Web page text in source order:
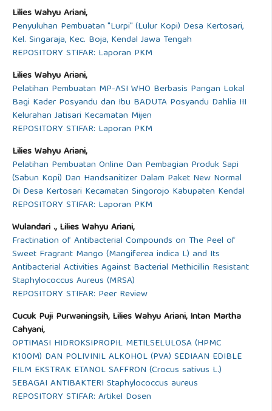
Lilies Wahyu Ariani,
Penyuluhan Pembuatan "Lurpi" (Lulur Kopi) Desa Kertosari,
Kel. Singaraja, Kec. Boja, Kendal Jawa Tengah
REPOSITORY STIFAR: Laporan PKM
Lilies Wahyu Ariani,
Pelatihan Pembuatan MP-ASI WHO Berbasis Pangan Lokal
Bagi Kader Posyandu dan Ibu BADUTA Posyandu Dahlia III
Kelurahan Jatisari Kecamatan Mijen
REPOSITORY STIFAR: Laporan PKM
Lilies Wahyu Ariani,
Pelatihan Pembuatan Online Dan Pembagian Produk Sapi
(Sabun Kopi) Dan Handsanitizer Dalam Paket New Normal
Di Desa Kertosari Kecamatan Singorojo Kabupaten Kendal
REPOSITORY STIFAR: Laporan PKM
Wulandari ., Lilies Wahyu Ariani,
Fractination of Antibacterial Compounds on The Peel of
Sweet Fragrant Mango (Mangiferea indica L) and Its
Antibacterial Activities Against Bacterial Methicillin Resistant
Staphylococcus Aureus (MRSA)
REPOSITORY STIFAR: Peer Review
Cucuk Puji Purwaningsih, Lilies Wahyu Ariani, Intan Martha
Cahyani,
OPTIMASI HIDROKSIPROPIL METILSELULOSA (HPMC
K100M) DAN POLIVINIL ALKOHOL (PVA) SEDIAAN EDIBLE
FILM EKSTRAK ETANOL SAFFRON (Crocus sativus L.)
SEBAGAI ANTIBAKTERI Staphylococcus aureus
REPOSITORY STIFAR: Artikel Dosen